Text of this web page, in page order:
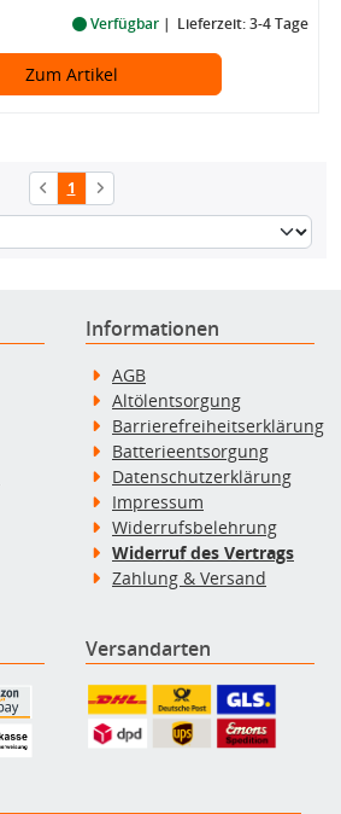
Verfügbar Lieferzeit: 3-4 Tage
Zum Artikel
1
Informationen
AGB
Altölentsorgung
Barrierefreiheitserklärung
Batterieentsorgung
Datenschutzerklärung
Impressum
Widerrufsbelehrung
Widerruf des Vertrags
Zahlung & Versand
Versandarten